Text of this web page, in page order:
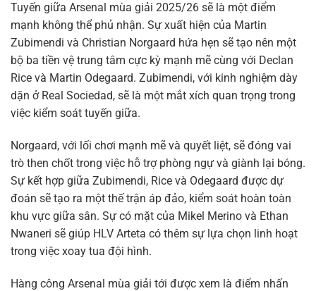
Tuyến giữa Arsenal mùa giải 2025/26 sẽ là một điểm
mạnh không thể phủ nhận. Sự xuất hiện của Martin
Zubimendi và Christian Norgaard hứa hẹn sẽ tạo nên một
bộ ba tiền vệ trung tâm cực kỳ mạnh mẽ cùng với Declan
Rice và Martin Odegaard. Zubimendi, với kinh nghiệm dày
dặn ở Real Sociedad, sẽ là một mắt xích quan trọng trong
việc kiểm soát tuyến giữa.
Norgaard, với lối chơi mạnh mẽ và quyết liệt, sẽ đóng vai
trò then chốt trong việc hỗ trợ phòng ngự và giành lại bóng.
Sự kết hợp giữa Zubimendi, Rice và Odegaard được dự
đoán sẽ tạo ra một thế trận áp đảo, kiểm soát hoàn toàn
khu vực giữa sân. Sự có mặt của Mikel Merino và Ethan
Nwaneri sẽ giúp HLV Arteta có thêm sự lựa chọn linh hoạt
trong việc xoay tua đội hình.
Hàng công Arsenal mùa giải tới được xem là điểm nhấn